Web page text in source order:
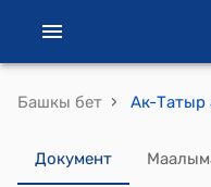
Башкы бет ›
Документ